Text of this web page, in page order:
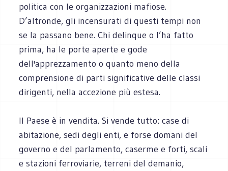
politica con le organizzazioni mafiose.
D’altronde, gli incensurati di questi tempi non
se la passano bene. Chi delinque o l’ha fatto
prima, ha le porte aperte e gode
dell'apprezzamento o quanto meno della
comprensione di parti significative delle classi
dirigenti, nella accezione più estesa.
Il Paese è in vendita. Si vende tutto: case di
abitazione, sedi degli enti, e forse domani del
governo e del parlamento, caserme e forti, scali
e stazioni ferroviarie, terreni del demanio,